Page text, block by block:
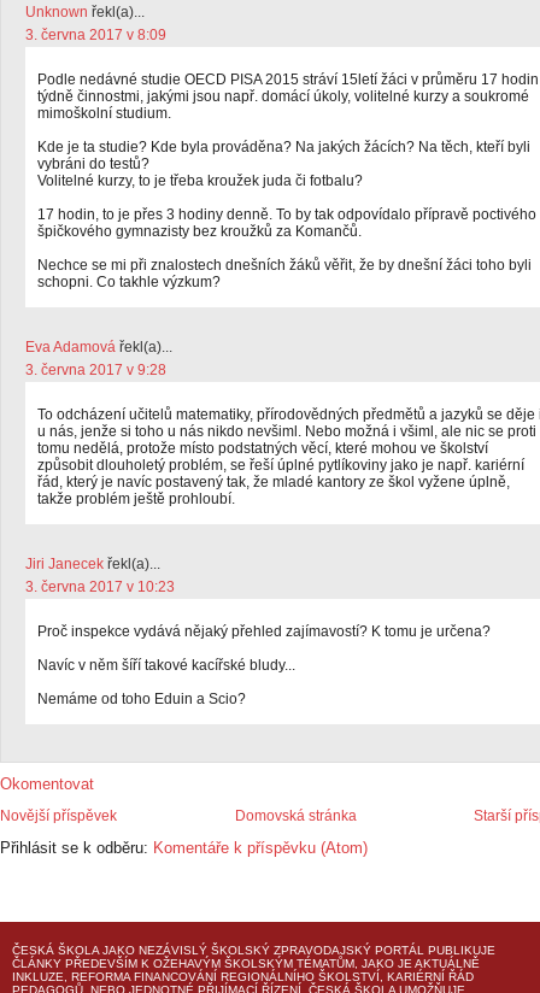
Unknown řekl(a)...
3. června 2017 v 8:09
Podle nedávné studie OECD PISA 2015 stráví 15letí žáci v průměru 17 hodin
týdně činnostmi, jakými jsou např. domácí úkoly, volitelné kurzy a soukromé
mimoškolní studium.
Kde je ta studie? Kde byla prováděna? Na jakých žácích? Na těch, kteří byli
vybráni do testů?
Volitelné kurzy, to je třeba kroužek juda či fotbalu?
17 hodin, to je přes 3 hodiny denně. To by tak odpovídalo přípravě poctivého
špičkového gymnazisty bez kroužků za Komančů.
Nechce se mi při znalostech dnešních žáků věřit, že by dnešní žáci toho byli
schopni. Co takhle výzkum?
Eva Adamová řekl(a)...
3. června 2017 v 9:28
To odcházení učitelů matematiky, přírodovědných předmětů a jazyků se děje
u nás, jenže si toho u nás nikdo nevšiml. Nebo možná i všiml, ale nic se proti
tomu nedělá, protože místo podstatných věcí, které mohou ve školství
způsobit dlouholetý problém, se řeší úplné pytlíkoviny jako je např. kariérní
řád, který je navíc postavený tak, že mladé kantory ze škol vyžene úplně,
takže problém ještě prohloubí.
Jiri Janecek řekl(a)...
3. června 2017 v 10:23
Proč inspekce vydává nějaký přehled zajímavostí? K tomu je určena?
Navíc v něm šíří takové kacířské bludy...
Nemáme od toho Eduin a Scio?
Okomentovat
Novější příspěvek Starší
Domovská stránka
Přihlásit se k odběru: Komentáře k příspěvku (Atom)
ČESKÁ ŠKOLA JAKO NEZÁVISLÝ ŠKOLSKÝ ZPRAVODAJSKÝ PORTÁL PUBLIKUJE
ČLÁNKY PŘEDEVŠÍM K OŽEHAVÝM ŠKOLSKÝM TÉMATŮM, JAKO JE AKTUÁLNĚ
INKLUZE, REFORMA FINANCOVÁNÍ REGIONÁLNÍHO ŠKOLSTVÍ, KARIÉRNÍ ŘÁD
PEDAGOGŮ, NEBO JEDNOTNÉ PŘIJÍMACÍ ŘÍZENÍ. ČESKÁ ŠKOLA UMOŽŇUJE